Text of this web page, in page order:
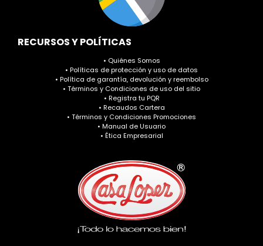
RECURSOS Y POLÍTICAS
• Quiénes Somos
• Políticas de protección y uso de datos
• Política de garantía, devolución y reembolso
• Términos y Condiciones de uso del sitio
• Registra tu PQR
• Recaudos Cartera
• Términos y Condiciones Promociones
• Manual de Usuario
• Ética Empresarial